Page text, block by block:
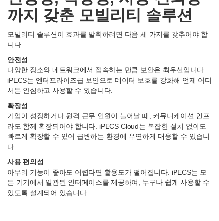
까지 갖춘 모빌리티 솔루션
모빌리티 솔루션이 효과를 발휘하려면 다음 세 가지를 갖추어야 합
니다.
안전성
다양한 장소와 네트워크에서 접속하는 만큼 보안은 최우선입니다.
iPECS는 엔터프라이즈급 보안으로 데이터 보호를 강화해 언제 어디
서든 안심하고 사용할 수 있습니다.
확장성
기업이 성장하거나 원격 근무 인원이 늘어날 때, 커뮤니케이션 인프
라도 함께 확장되어야 합니다. iPECS Cloud는 복잡한 설치 없이도
빠르게 확장할 수 있어 급변하는 환경에 유연하게 대응할 수 있습니
다.
사용 편의성
아무리 기능이 좋아도 어렵다면 활용도가 떨어집니다. iPECS는 모
든 기기에서 일관된 인터페이스를 제공하여, 누구나 쉽게 사용할 수
있도록 설계되어 있습니다.